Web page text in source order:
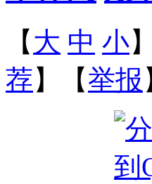
【 大 中 小
荐】【举报